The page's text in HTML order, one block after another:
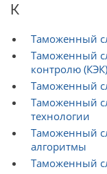
К
Таможенный
Таможенный
контролю (КЭК)
Таможенный
Таможенный
технологии
Таможенный
алгоритмы
Таможенный